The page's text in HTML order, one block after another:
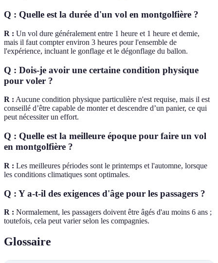
Q : Quelle est la durée d'un vol en montgolfière ?
R : Un vol dure généralement entre 1 heure et 1 heure et demie,
mais il faut compter environ 3 heures pour l'ensemble de
l'expérience, incluant le gonflage et le dégonflage du ballon.
Q : Dois-je avoir une certaine condition physique
pour voler ?
R : Aucune condition physique particulière n'est requise, mais il est
conseillé d’être capable de monter et descendre d’un panier, ce qui
peut nécessiter un effort.
Q : Quelle est la meilleure époque pour faire un vol
en montgolfière ?
R : Les meilleures périodes sont le printemps et l'automne, lorsque
les conditions climatiques sont optimales.
Q : Y a-t-il des exigences d'âge pour les passagers ?
R : Normalement, les passagers doivent être âgés d'au moins 6 ans ;
toutefois, cela peut varier selon les compagnies.
Glossaire